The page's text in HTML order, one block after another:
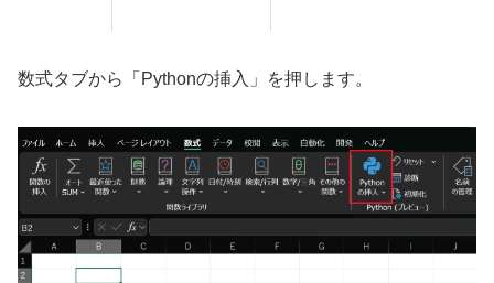
数式タブから「Pythonの挿入」を押します。